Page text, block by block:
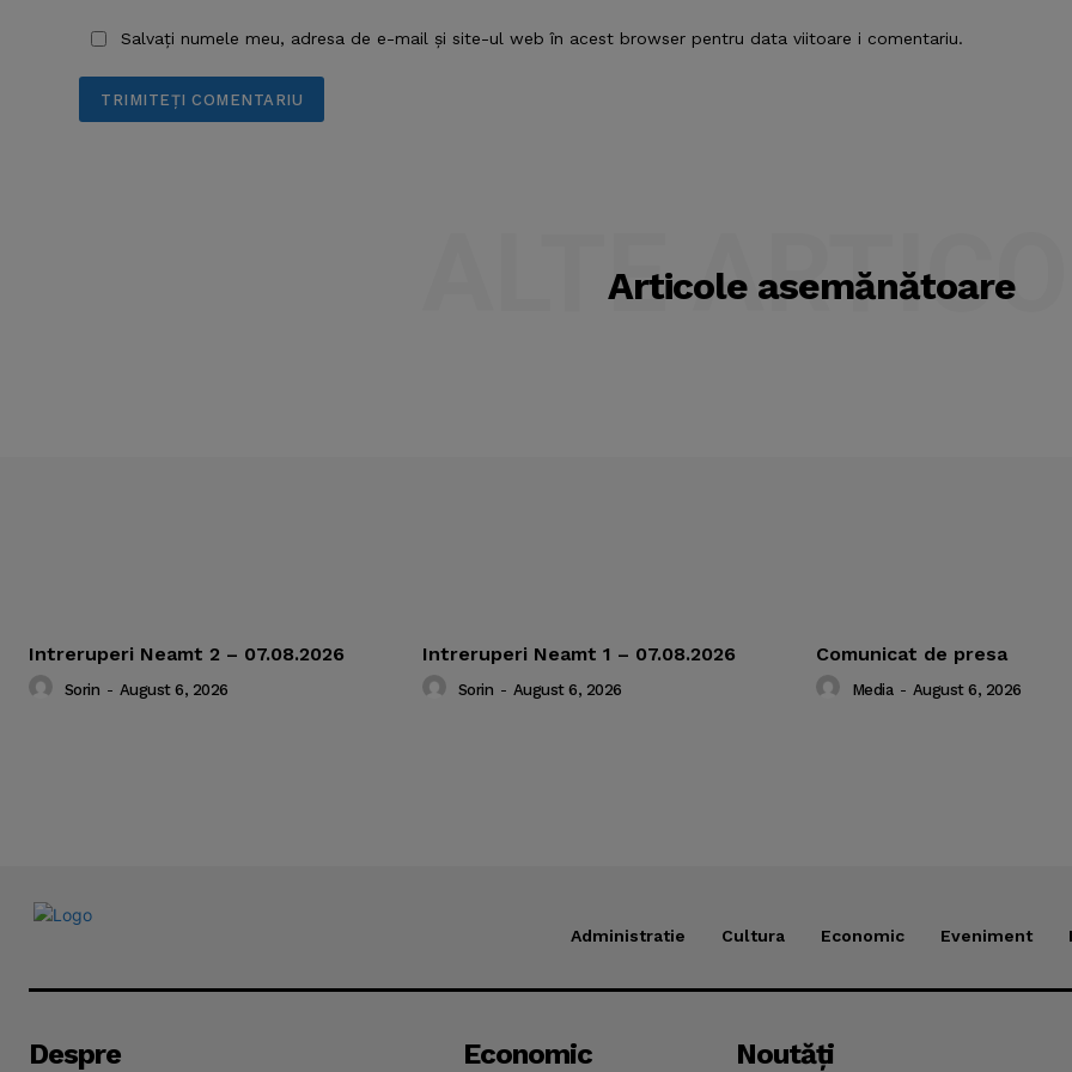
Salvați numele meu, adresa de e-mail și site-ul web în acest browser pentru data viitoare i comentariu.
Articole asemănătoare
ALTE
Intreruperi Neamt 2 – 07.08.2026
Sorin - August 6, 2026
Intreruperi Neamt 1 – 07.08.2026
Sorin - August 6, 2026
Comunicat de presa
Media - August 6, 2026
Administratie Cultura Economic Eveniment
Despre Economic Noutăţi